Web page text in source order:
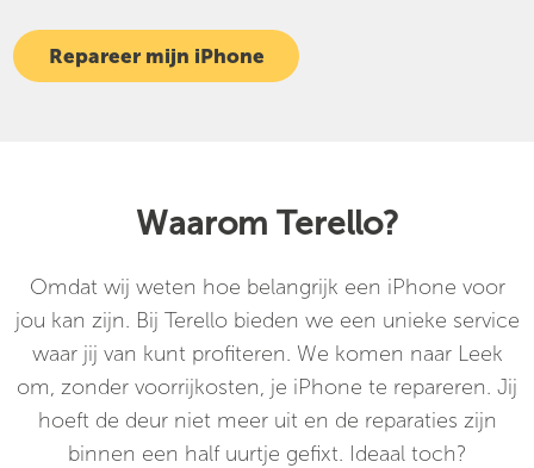
Repareer mijn iPhone
Waarom Terello?
Omdat wij weten hoe belangrijk een iPhone voor
jou kan zijn. Bij Terello bieden we een unieke service
waar jij van kunt profiteren. We komen naar Leek
om, zonder voorrijkosten, je iPhone te repareren. Jij
hoeft de deur niet meer uit en de reparaties zijn
binnen een half uurtje gefixt. Ideaal toch?